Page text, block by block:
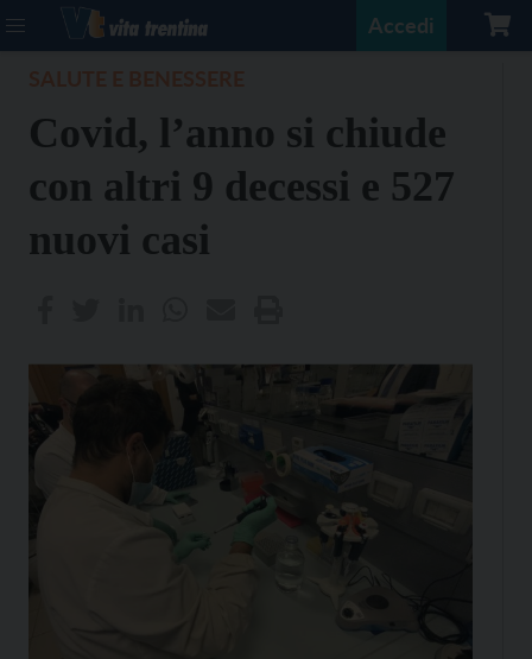
Accedi
Covid, l’anno si chiude
con altri 9 decessi e 527
nuovi casi